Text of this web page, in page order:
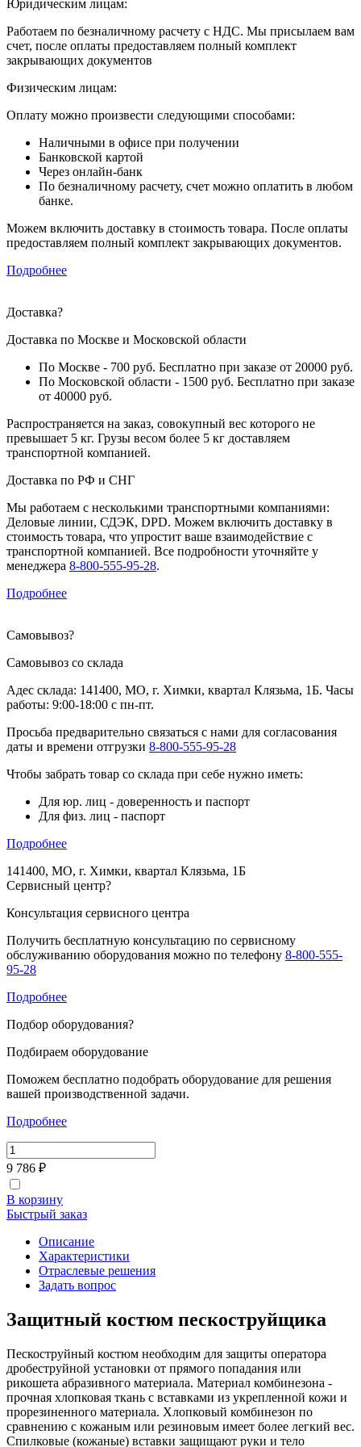
Юридическим лицам:
Работаем по безналичному расчету с НДС. Мы присылаем вам
счет, после оплаты предоставляем полный комплект
закрывающих документов
Физическим лицам:
Оплату можно произвести следующими способами:
Наличными в офисе при получении
Банковской картой
Через онлайн-банк
По безналичному расчету, счет можно оплатить в любом
банке.
Можем включить доставку в стоимость товара. После оплаты
предоставляем полный комплект закрывающих документов.
Подробнее
Доставка?
Доставка по Москве и Московской области
По Москве - 700 руб. Бесплатно при заказе от 20000 руб.
По Московской области - 1500 руб. Бесплатно при заказе
от 40000 руб.
Распространяется на заказ, совокупный вес которого не
превышает 5 кг. Грузы весом более 5 кг доставляем
транспортной компанией.
Доставка по РФ и СНГ
Мы работаем с несколькими транспортными компаниями:
Деловые линии, СДЭК, DPD. Можем включить доставку в
стоимость товара, что упростит ваше взаимодействие с
транспортной компанией. Все подробности уточняйте у
менеджера 8-800-555-95-28.
Подробнее
Самовывоз?
Самовывоз со склада
Адес склада: 141400, МО, г. Химки, квартал Клязьма, 1Б. Часы
работы: 9:00-18:00 с пн-пт.
Просьба предварительно связаться с нами для согласования
даты и времени отгрузки 8-800-555-95-28
Чтобы забрать товар со склада при себе нужно иметь:
Для юр. лиц - доверенность и паспорт
Для физ. лиц - паспорт
Подробнее
141400, МО, г. Химки, квартал Клязьма, 1Б
Сервисный центр?
Консультация сервисного центра
Получить бесплатную консультацию по сервисному
обслуживанию оборудования можно по телефону 8-800-555-
95-28
Подробнее
Подбор оборудования?
Подбираем оборудование
Поможем бесплатно подобрать оборудование для решения
вашей производственной задачи.
Подробнее
9 786 ₽
В корзину
Быстрый заказ
Описание
Характеристики
Отраслевые решения
Задать вопрос
Защитный костюм пескоструйщика
Пескоструйный костюм необходим для защиты оператора
дробеструйной установки от прямого попадания или
рикошета абразивного материала. Материал комбинезона -
прочная хлопковая ткань с вставками из укрепленной кожи и
прорезиненного материала. Хлопковый комбинезон по
сравнению с кожаным или резиновым имеет более легкий вес.
Спилковые (кожаные) вставки защищают руки и тело